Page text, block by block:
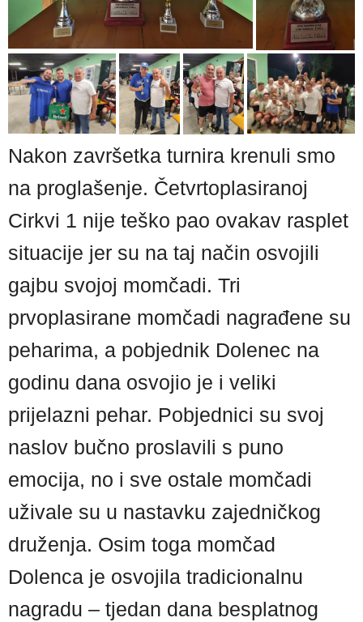
Nakon završetka turnira krenuli smo
na proglašenje. Četvrtoplasiranoj
Cirkvi 1 nije teško pao ovakav rasplet
situacije jer su na taj način osvojili
gajbu svojoj momčadi. Tri
prvoplasirane momčadi nagrađene su
peharima, a pobjednik Dolenec na
godinu dana osvojio je i veliki
prijelazni pehar. Pobjednici su svoj
naslov bučno proslavili s puno
emocija, no i sve ostale momčadi
uživale su u nastavku zajedničkog
druženja. Osim toga momčad
Dolenca je osvojila tradicionalnu
nagradu – tjedan dana besplatnog